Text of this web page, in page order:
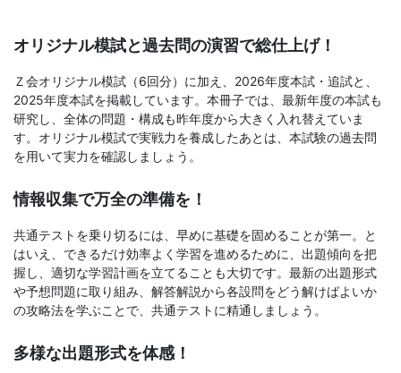
小
学
生
向
け
書
籍、
文
オリジナル模試と過去問の演習で総仕上げ！
Ｚ会オリジナル模試（6回分）に加え、2026年度本試・追試と、
2025年度本試を掲載しています。本冊子では、最新年度の本試も
研究し、全体の問題・構成も昨年度から大きく入れ替えていま
す。オリジナル模試で実戦力を養成したあとは、本試験の過去問
を用いて実力を確認しましょう。
情報収集で万全の準備を！
共通テストを乗り切るには、早めに基礎を固めることが第一。と
はいえ、できるだけ効率よく学習を進めるために、出題傾向を把
握し、適切な学習計画を立てることも大切です。最新の出題形式
や予想問題に取り組み、解答解説から各設問をどう解けばよいか
の攻略法を学ぶことで、共通テストに精通しましょう。
多様な出題形式を体感！